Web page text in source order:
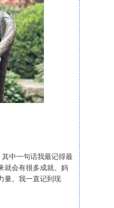
中一句话我最记得最
就会有很多成就。妈
量。我一直记到现